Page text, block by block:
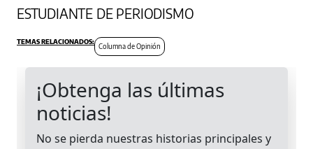
ESTUDIANTE DE PERIODISMO
Columna de Opinión